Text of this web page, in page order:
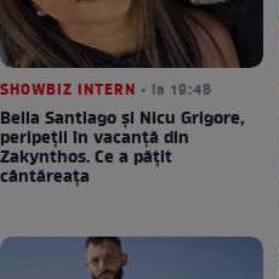
SHOWBIZ INTERN • la 19:48
Bella Santiago și Nicu Grigore,
peripeții în vacanță din
Zakynthos. Ce a pățit
cântăreața